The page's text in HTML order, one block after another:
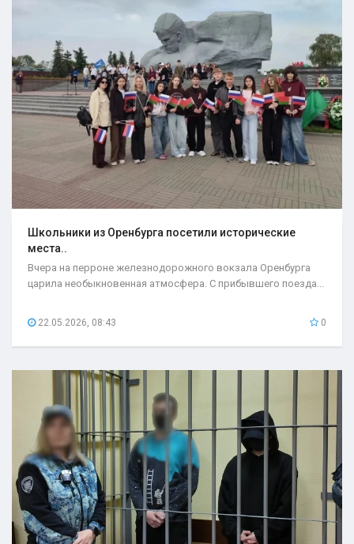
Школьники из Оренбурга посетили исторические
места..
Вчера на перроне железнодорожного вокзала Оренбурга
царила необыкновенная атмосфера. С прибывшего поезда...
22.05.2026, 08:43 0